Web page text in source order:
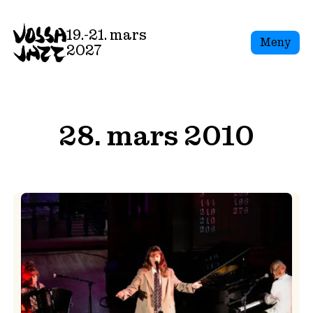
to
content
19.-21. mars
2027
Meny
28. mars 2010